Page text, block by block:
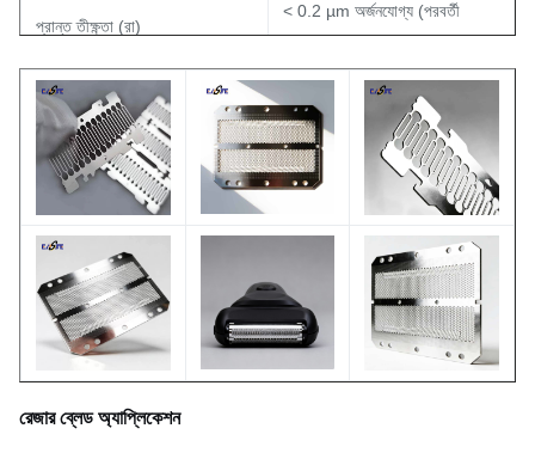
প্রান্ত তীক্ষ্ণতা (রা)
< 0.2 µm অর্জনযোগ্য (পরবর্তী
সারফেস ফিনিশ উজ্জ্বল, ম্যাট, বা প্রয়োজন অনুযায়ী
পণ্যের নাম খোদাই করা রেজার ব্লেড
MOQ
নমুনা
রেজার ব্লেড অ্যাপ্লিকেশন